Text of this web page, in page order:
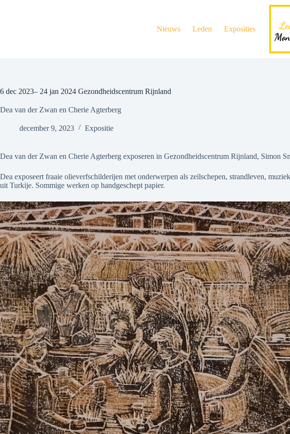
Nieuws Leden Exposities
6 dec 2023– 24 jan 2024 Gezondheidscentrum Rijnland
Dea van der Zwan en Cherie Agterberg
december 9, 2023 Expositie
Dea van der Zwan en Cherie Agterberg exposeren in Gezondheidscentrum Rijnland, Simon
Dea exposeert fraaie olieverfschilderijen met onderwerpen als zeilschepen, strandleven,
uit Turkije. Sommige werken op handgeschept papier.